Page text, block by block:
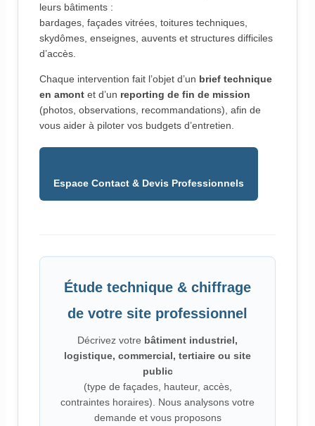
leurs bâtiments :
bardages, façades vitrées, toitures techniques,
skydômes, enseignes, auvents et structures difficiles
d’accès.
Chaque intervention fait l’objet d’un brief technique
en amontet d’un reporting de fin de mission
(photos, observations, recommandations), afin de
vous aider à piloter vos budgets d’entretien.
Espace Contact & Devis Professionnels
Étude technique & chiffrage
de votre site professionnel
Décrivez votre bâtiment industriel,
logistique, commercial, tertiaire ou site
public
(type de façades, hauteur, accès,
contraintes horaires). Nous analysons votre
demande et vous proposons